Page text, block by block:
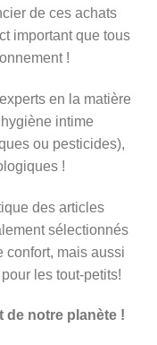
de ces achats
important que tous
!
en la matière
intime
ou pesticides),
!
des articles
sélectionnés
confort, mais aussi
les tout-petits!
de notre planète !